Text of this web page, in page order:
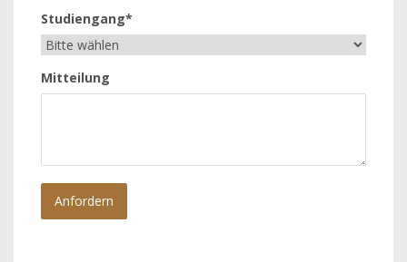
Studiengang*
Mitteilung